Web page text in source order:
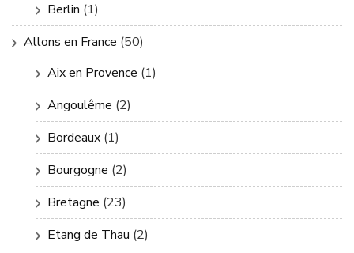
Berlin (1)
Allons en France (50)
Aix en Provence (1)
Angoulême (2)
Bordeaux (1)
Bourgogne (2)
Bretagne (23)
Etang de Thau (2)